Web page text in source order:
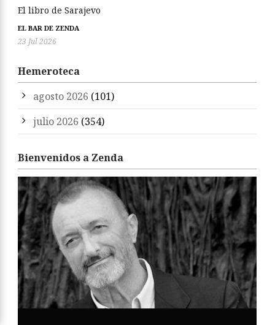
El libro de Sarajevo
EL BAR DE ZENDA
23 Jul 2026
Hemeroteca
agosto 2026 (101)
julio 2026 (354)
Bienvenidos a Zenda